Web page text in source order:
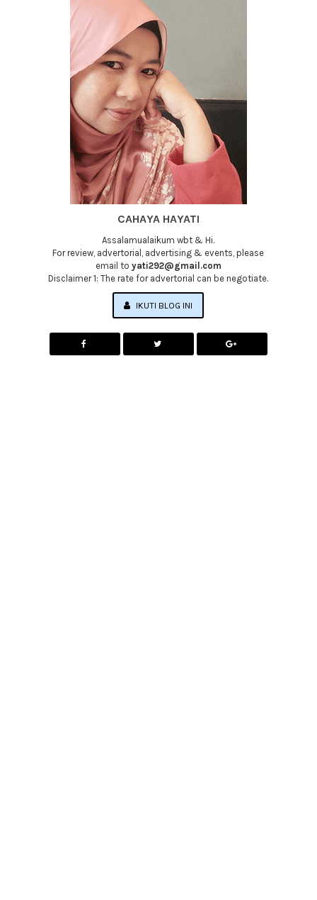
CAHAYA HAYATI
Assalamualaikum wbt & Hi.
For review, advertorial, advertising & events, please
email to yati292@gmail.com
Disclaimer 1: The rate for advertorial can be negotiate.
IKUTI BLOG INI